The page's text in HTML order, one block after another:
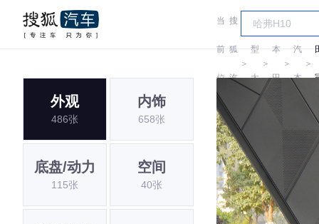
当
前
位
置:
搜
狐
汽
＞
车
型
大
全
＞
本
田
＞
汽
本
＞
外观
486张
内饰
658张
底盘/动力
115张
空间
40张